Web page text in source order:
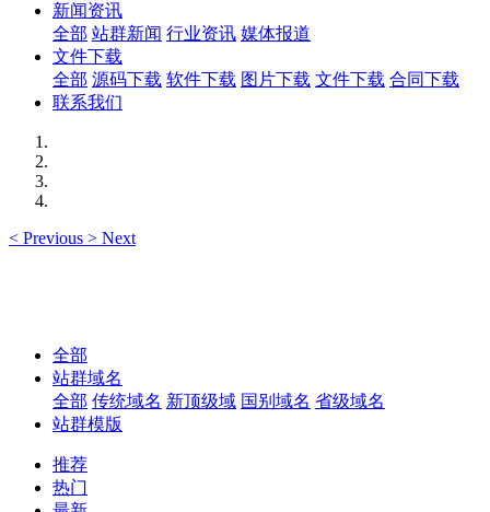
新闻资讯
全部 站群新闻 行业资讯 媒体报道
文件下载
全部 源码下载 软件下载 图片下载 文件下载 合同下载
联系我们
< Previous > Next
全部
站群域名
全部 传统域名 新顶级域 国别域名 省级域名
站群模版
推荐
热门